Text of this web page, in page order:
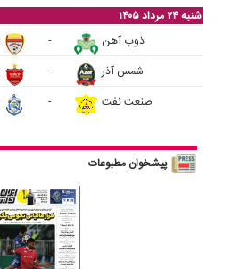
شنبه ۲۴ مرداد ۱۴۰۵
ذوب آهن
-
شمس آذر
-
صنعت نفت
-
پیشخوان مطبوعات